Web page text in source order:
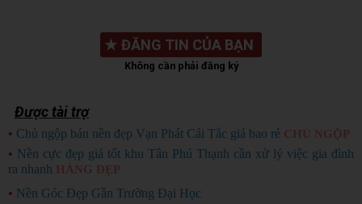
★ ĐĂNG TIN CỦA BẠN
Không cần phải đăng ký
Được tài trợ
• Chủ ngộp bán nền đẹp Vạn Phát Cái Tắc giá bao rẻ CHỦ NGỘP
• Nền cực đẹp giá tốt khu Tân Phú Thạnh cần xử lý việc gia đình
ra nhanh HÀNG ĐẸP
• Nền Góc Đẹp Gần Trường Đại Học